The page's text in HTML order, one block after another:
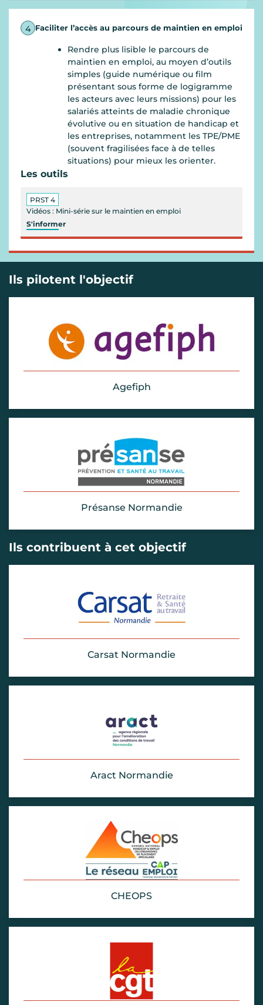
4 Faciliter l’accès au parcours de maintien en emploi
Rendre plus lisible le parcours de
maintien en emploi, au moyen d’outils
simples (guide numérique ou film
présentant sous forme de logigramme
les acteurs avec leurs missions) pour les
salariés atteints de maladie chronique
évolutive ou en situation de handicap et
les entreprises, notamment les TPE/PME
(souvent fragilisées face à de telles
situations) pour mieux les orienter.
Les outils
PRST 4
Vidéos : Mini-série sur le maintien en emploi
S'informer
Ils pilotent l'objectif
Agefiph
Présanse Normandie
Ils contribuent à cet objectif
Carsat Normandie
Aract Normandie
CHEOPS